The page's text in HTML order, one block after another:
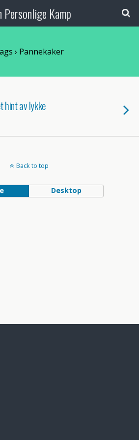
Personlige Kamp
› Pannekaker
hint av lykke
Back to top
Desktop